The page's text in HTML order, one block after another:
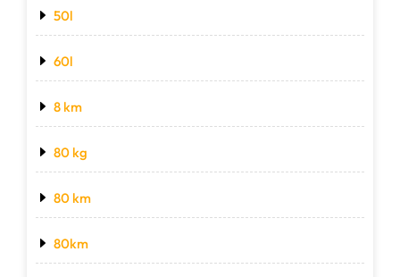
50l
60l
8 km
80 kg
80 km
80km